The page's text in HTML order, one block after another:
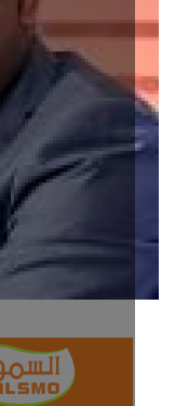
ثقافة وفن
اقتصاد
التقارير والحوارات
مؤسسة حدث اليوم